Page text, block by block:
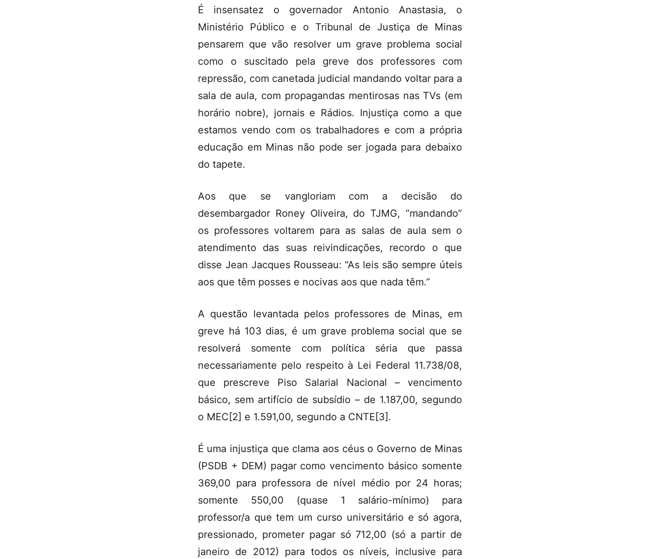
É insensatez o governador Antonio Anastasia, o
Ministério Público e o Tribunal de Justiça de Minas
pensarem que vão resolver um grave problema social
como o suscitado pela greve dos professores com
repressão, com canetada judicial mandando voltar para a
sala de aula, com propagandas mentirosas nas TVs (em
horário nobre), jornais e Rádios. Injustiça como a que
estamos vendo com os trabalhadores e com a própria
educação em Minas não pode ser jogada para debaixo
do tapete.
Aos que se vangloriam com a decisão do
desembargador Roney Oliveira, do TJMG, “mandando”
os professores voltarem para as salas de aula sem o
atendimento das suas reivindicações, recordo o que
disse Jean Jacques Rousseau: “As leis são sempre úteis
aos que têm posses e nocivas aos que nada têm.”
A questão levantada pelos professores de Minas, em
greve há 103 dias, é um grave problema social que se
resolverá somente com política séria que passa
necessariamente pelo respeito à Lei Federal 11.738/08,
que prescreve Piso Salarial Nacional – vencimento
básico, sem artifício de subsídio – de 1.187,00, segundo
o MEC[2] e 1.591,00, segundo a CNTE[3].
É uma injustiça que clama aos céus o Governo de Minas
(PSDB + DEM) pagar como vencimento básico somente
369,00 para professora de nível médio por 24 horas;
somente 550,00 (quase 1 salário-mínimo) para
professor/a que tem um curso universitário e só agora,
pressionado, prometer pagar só 712,00 (só a partir de
janeiro de 2012) para todos os níveis, inclusive para